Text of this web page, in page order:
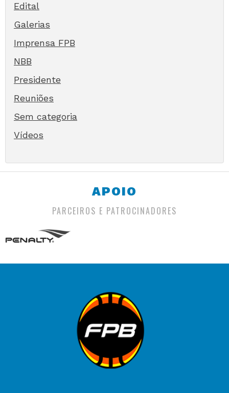
Edital
Galerias
Imprensa FPB
NBB
Presidente
Reuniões
Sem categoria
Vídeos
APOIO
PARCEIROS E PATROCINADORES